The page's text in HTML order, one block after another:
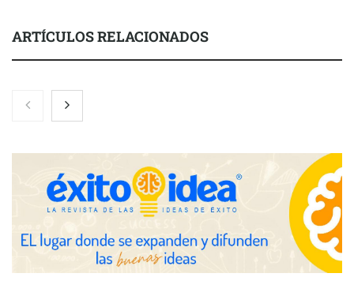
ARTÍCULOS RELACIONADOS
Eulalia Roig lanza ‘The Journal’, una revista digital mensual de
entrevistas y fotografía editorial